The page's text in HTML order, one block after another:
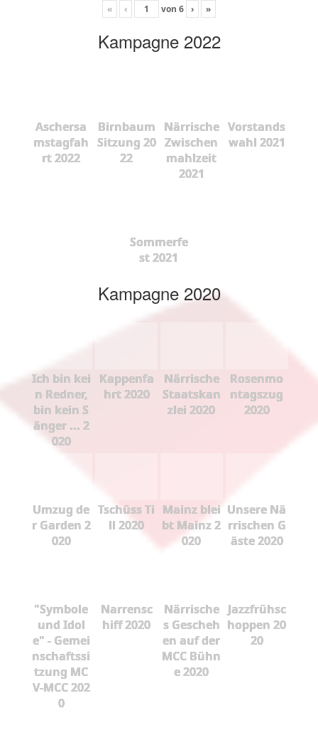
« ‹ von 6 › »
Kampagne 2022
Aschersa
mstagfah
rt 2022
Birnbaum
Sitzung 20
22
Närrische
Zwischen
mahlzeit
2021
Vorstands
wahl 2021
Sommerfe
st 2021
Kampagne 2020
Ich bin kei
n Redner,
bin kein S
änger ... 2
020
Kappenfa
hrt 2020
Närrische
Staatskan
zlei 2020
Rosenmo
ntagszug
2020
Umzug de
r Garden 2
020
Tschüss Ti
ll 2020
Mainz blei
bt Mainz 2
020
Unsere Nä
rrischen G
äste 2020
"Symbole
und Idol
e" - Gemei
nschaftssi
tzung MC
V-MCC 202
0
Narrensc
hiff 2020
Närrische
s Gescheh
en auf der
MCC Bühn
e 2020
Jazzfrühsc
hoppen 20
20